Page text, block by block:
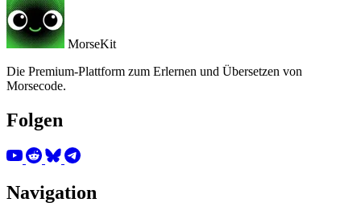
MorseKit
Die Premium-Plattform zum Erlernen und Übersetzen von
Morsecode.
Folgen
Navigation